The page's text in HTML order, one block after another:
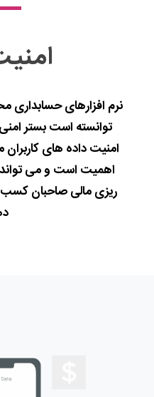
نرم افزارهای حسابداری
توانسته است بستر امنی
امنیت داده های
اهمیت است و می تواند
ریزی مالی صاحبان کسب